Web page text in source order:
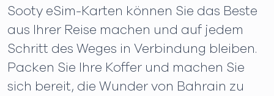
Sooty eSim-Karten können Sie das Beste
aus Ihrer Reise machen und auf jedem
Schritt des Weges in Verbindung bleiben.
Packen Sie Ihre Koffer und machen Sie
sich bereit, die Wunder von Bahrain zu